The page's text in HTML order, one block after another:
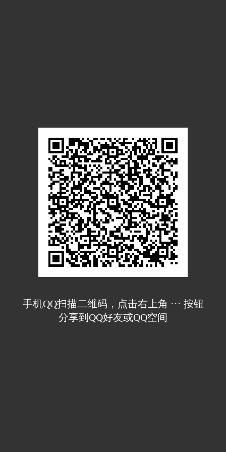
手机QQ扫描二维码，点击右上角 ··· 按钮
分享到QQ好友或QQ空间